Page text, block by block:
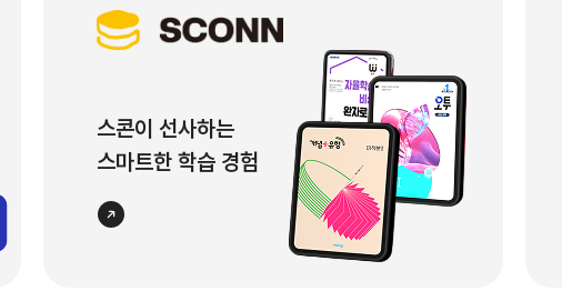
양해 부탁드리며, 안정된 서비스의 빠른 제공을
위해 최선을 다하겠습니다. 감사합니다.
스콘이 선사하는
스마트한 학습 경험